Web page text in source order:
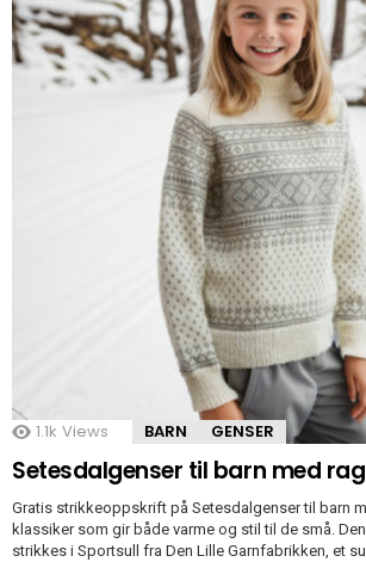
1.1k Views BARN GENSER
Setesdalgenser til barn med
Gratis strikkeoppskrift på Setesdalgenser til barn
klassiker som gir både varme og stil til de små.
strikkes i Sportsull fra Den Lille Garnfabrikken, et